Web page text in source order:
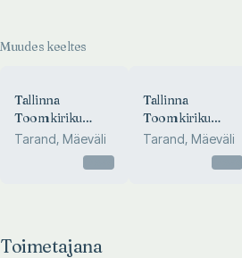
Muudes keeltes
Tallinna
Toomkiriku
epitaafid. Die
Wappenepitaphe
Tarand, Mäeväli
Tallinna
Toomkiriku
epitaafid. Die
Wappenepitaphe
Tarand, Mäeväli
Toimetajana